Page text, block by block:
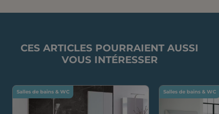
CES ARTICLES POURRAIENT AUSSI
VOUS INTÉRESSER
Salles de bains & WC Salles de bains & WC